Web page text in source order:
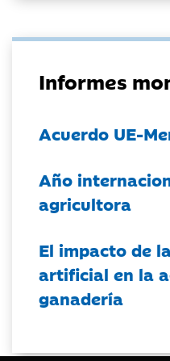
Informes
Acuerdo UE-
Año
agricultora
El impacto de
artificial en la
ganadería